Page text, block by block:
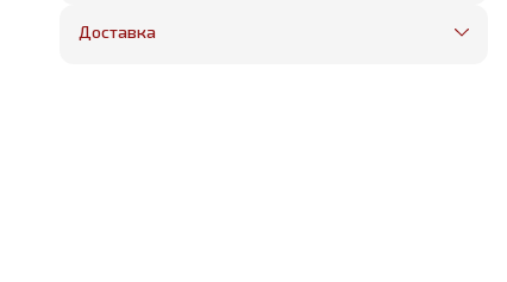
Бесплатная доставка в пределах КАД
Доставка